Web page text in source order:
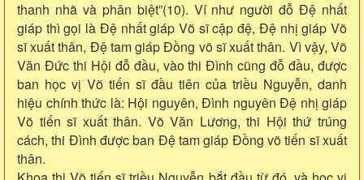
thanh nhã và phân biệt”(10). Ví như người đỗ Đệ nhất
giáp thì gọi là Đệ nhất giáp Võ sĩ cập đệ, Đệ nhị giáp Võ
sĩ xuất thân, Đệ tam giáp Đồng võ sĩ xuất thân. Vì vậy, Võ
Văn Đức thi Hội đỗ đầu, vào thi Đình cũng đỗ đầu, được
ban học vị Võ tiến sĩ đầu tiên của triều Nguyễn, danh
hiệu chính thức là: Hội nguyên, Đình nguyên Đệ nhị giáp
Võ tiến sĩ xuất thân. Võ Văn Lương, thi Hội thứ trúng
cách, thi Đình được ban Đệ tam giáp Đồng võ tiến sĩ xuất
thân.